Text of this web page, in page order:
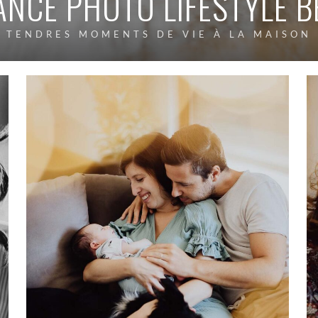
TENDRES MOMENTS DE VIE À LA MAISON